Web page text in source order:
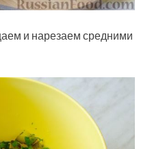
и нарезаем средними